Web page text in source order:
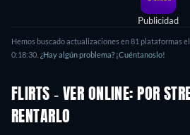
Publicidad
Hemos buscado actualizaciones en 81 plataformas
0:18:30. ¿Hay algún problema? ¡Cuéntanoslo!
FLIRTS - VER ONLINE: POR
RENTARLO